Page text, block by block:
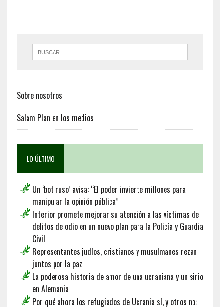
Sobre nosotros
Salam Plan en los medios
LO ÚLTIMO
Un ‘bot ruso’ avisa: “El poder invierte millones para
manipular la opinión pública”
Interior promete mejorar su atención a las víctimas de
delitos de odio en un nuevo plan para la Policía y Guardia
Civil
Representantes judíos, cristianos y musulmanes rezan
juntos por la paz
La poderosa historia de amor de una ucraniana y un sirio
en Alemania
Por qué ahora los refugiados de Ucrania sí, y otros no: